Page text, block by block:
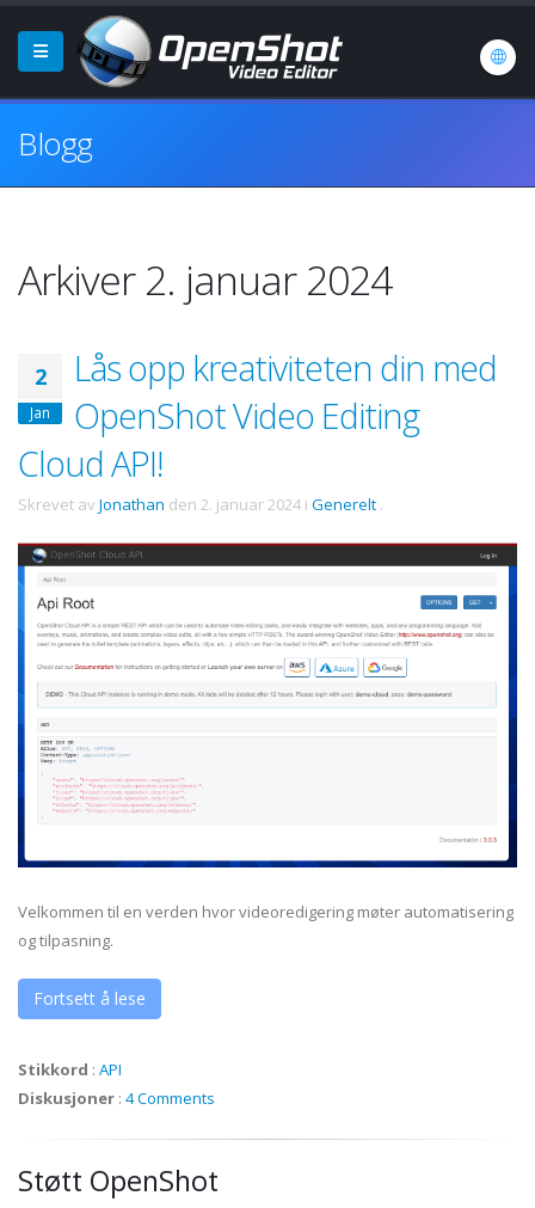
Blogg
Arkiver 2. januar 2024
2
Jan
Lås opp kreativiteten din med
OpenShot Video Editing
Cloud API!
Skrevet av Jonathan den 2. januar 2024 i Generelt .
Velkommen til en verden hvor videoredigering møter automatisering
og tilpasning.
Fortsett å lese
Stikkord : API
Diskusjoner : 4 Comments
Støtt OpenShot